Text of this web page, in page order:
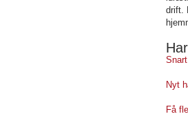
drift.
Nyt
Få